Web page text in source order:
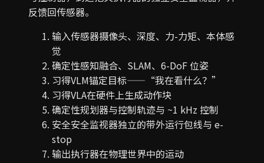
反馈回传感器。
输入传感器摄像头、深度、力-力矩、本体感
觉
确定性感知融合、SLAM、6-DoF 位姿
习得VLM锚定目标——“我在看什么？”
习得VLA在硬件上生成动作块
确定性规划器与控制轨迹与 ~1 kHz 控制
安全安全监视器独立的带外运行包线与 e-
stop
输出执行器在物理世界中的运动